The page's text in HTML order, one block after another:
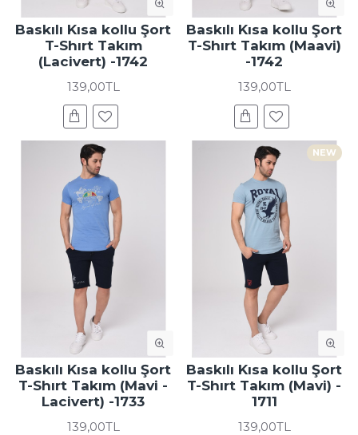
Baskılı Kısa kollu Şort
T-Shırt Takım
(Lacivert) -1742
139,00TL
Baskılı Kısa kollu Şort
T-Shırt Takım (Maavi)
-1742
139,00TL
Baskılı Kısa kollu Şort
T-Shırt Takım (Mavi -
Lacivert) -1733
139,00TL
NEW
Baskılı Kısa kollu Şort
T-Shırt Takım (Mavi) -
1711
139,00TL